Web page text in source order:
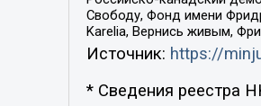
Свободу, Фонд имени
Karelia, Вернись живым,
Источник: https://
* Сведения реестра